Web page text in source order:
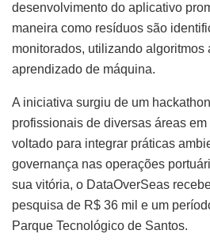
desenvolvimento do aplicativo
maneira como resíduos são
monitorados, utilizando algoritmos
aprendizado de máquina.
A iniciativa surgiu de um
profissionais de diversas áreas
voltado para integrar práticas
governança nas operações
sua vitória, o DataOverSeas
pesquisa de R$ 36 mil e um
Parque Tecnológico de Santos.